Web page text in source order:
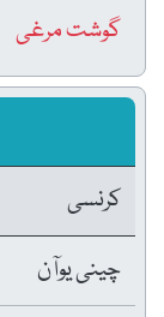
گوشت مرغی
کرنسی
چینی یوآن